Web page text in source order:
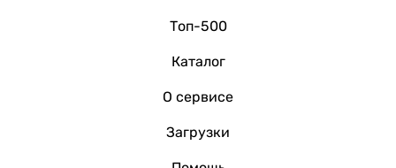
Топ-500
Каталог
О сервисе
Загрузки